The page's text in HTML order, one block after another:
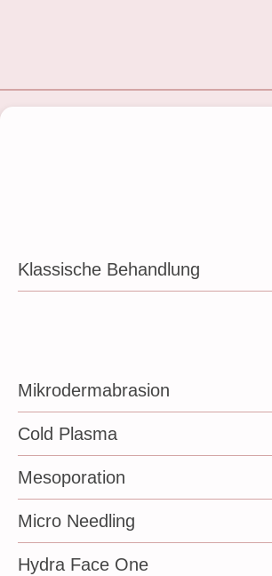
Klassische Behandlung
Mikrodermabrasion
Cold Plasma
Mesoporation
Micro Needling
Hydra Face One